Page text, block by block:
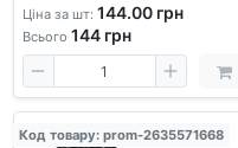
Щільний папір 70 г/м² | Для
записів та нотаток |
Стильний щоден
Ціна за шт: 144.00 грн
Всього 144грн
Код товару: prom-2635571668